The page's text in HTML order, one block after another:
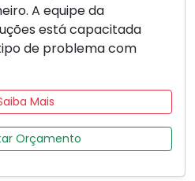
A equipe da
está capacitada
de problema com
Mais
Orçamento